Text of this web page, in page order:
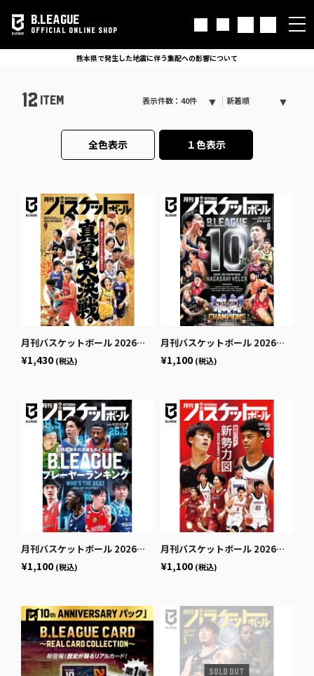
B.LEAGUE
OFFICIAL ONLINE SHOP
熊本県で発生した地震に伴う集配への影響について
12 ITEM 表示件数：40件 新着順
全色表示 １色表示
月刊バスケットボール 2026年9月号 (発売日2026年7月24日)
¥1,430 (税込)
月刊バスケットボール 2026年8月号 (発売日2026年6月25日)
¥1,100 (税込)
月刊バスケットボール 2026年7月号 (発売日2026年5月25日)
¥1,100 (税込)
月刊バスケットボール 2026年6月号 (発売日2026年4月24日)
¥1,100 (税込)